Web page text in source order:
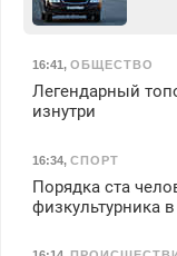
16:41, ОБЩЕСТВО
Легендарный
изнутри
16:34, СПОРТ
Порядка ста
физкультурника